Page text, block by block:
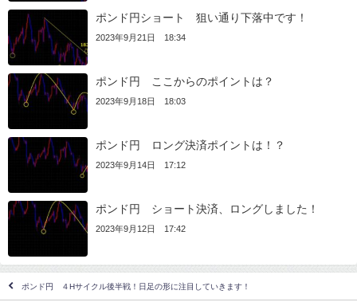
ポンド円ショート 狙い通り下落中です！
2023年9月21日 18:34
ポンド円 ここからのポイントは？
2023年9月18日 18:03
ポンド円 ロング決済ポイントは！？
2023年9月14日 17:12
ポンド円 ショート決済、ロングしました！
2023年9月12日 17:42
ポンド円 ４Hサイクル後半戦！日足の形に注目していきます！